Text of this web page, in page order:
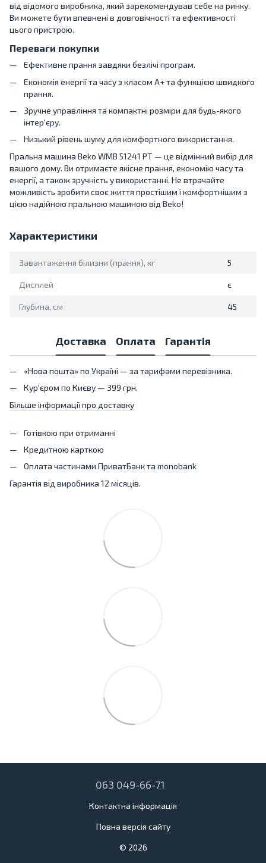
від відомого виробника, який зарекомендував себе на ринку.
Ви можете бути впевнені в довговічності та ефективності
цього пристрою.
Переваги покупки
Ефективне прання завдяки безлічі програм.
Економія енергії та часу з класом A+ та функцією швидкого
прання.
Зручне управління та компактні розміри для будь-якого
інтер'єру.
Низький рівень шуму для комфортного використання.
Пральна машина Beko WMB 51241 PT — це відмінний вибір для
вашого дому. Ви отримаєте якісне прання, економію часу та
енергії, а також зручність у використанні. Не втрачайте
можливість зробити своє життя простішим і комфортнішим з
цією надійною пральною машиною від Beko!
Характеристики
Завантаження білизни (прання), кг 5
Дисплей є
Глубина, см 45
Доставка Оплата Гарантія
«Нова пошта» по Україні — за тарифами перевізника.
Кур'єром по Києву — 399 грн.
Більше інформації про доставку
Готівкою при отриманні
Кредитною карткою
Оплата частинами ПриватБанк та monobank
Гарантія від виробника 12 місяців.
063 049-66-71
Контактна інформація
Повна версія сайту
© 2026